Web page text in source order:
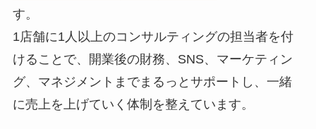
す。
1店舗に1人以上のコンサルティングの担当者を付
けることで、開業後の財務、SNS、マーケティン
グ、マネジメントまでまるっとサポートし、一緒
に売上を上げていく体制を整えています。